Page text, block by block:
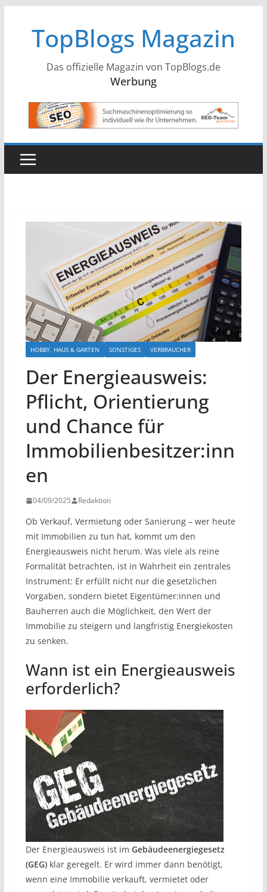
springenTopBlogs Magazin
Das offizielle Magazin von TopBlogs.de
Werbung
HOBBY, HAUS & GARTEN SONSTIGES VERBRAUCHER
​Der Energieausweis:
Pflicht, Orientierung
und Chance für
Immobilienbesitzer:inn
en
04/09/2025 Redaktion
Ob Verkauf, Vermietung oder Sanierung – wer heute
mit Immobilien zu tun hat, kommt um den
Energieausweis nicht herum. Was viele als reine
Formalität betrachten, ist in Wahrheit ein zentrales
Instrument: Er erfüllt nicht nur die gesetzlichen
Vorgaben, sondern bietet Eigentümer:innen und
Bauherren auch die Möglichkeit, den Wert der
Immobilie zu steigern und langfristig Energiekosten
zu senken.
​Wann ist ein Energieausweis
erforderlich?
Der Energieausweis ist im Gebäudeenergiegesetz
(GEG)klar geregelt. Er wird immer dann benötigt,
wenn eine Immobilie verkauft, vermietet oder